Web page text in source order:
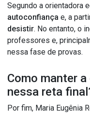
Segundo a orientadora
autoconfiança e, a
desistir. No entanto, o
professores e,
nessa fase de provas.
Como manter
nessa reta
Por fim, Maria Eugênia